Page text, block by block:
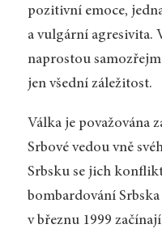
pozitivní emoce,
a vulgární agresivita.
naprostou
jen všední záležitost.
Válka je považována
Srbové vedou vně
Srbsku se jich
bombardování
v březnu 1999